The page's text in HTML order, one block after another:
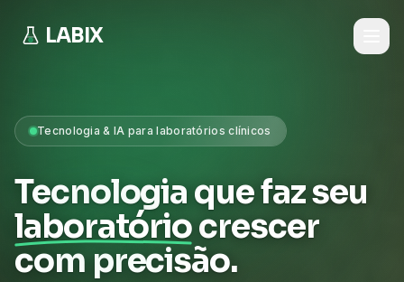
LABIX
Tecnologia & IA para laboratórios clínicos
Tecnologia que faz seu
laboratóriocrescer
com precisão.